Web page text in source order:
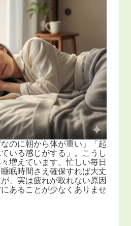
なのに朝から体が重い」「起
いる感じがする」。こうし
増えています。忙しい毎日
眠時間さえ確保すれば大丈
、実は疲れが取れない原因
あることが少なくありませ